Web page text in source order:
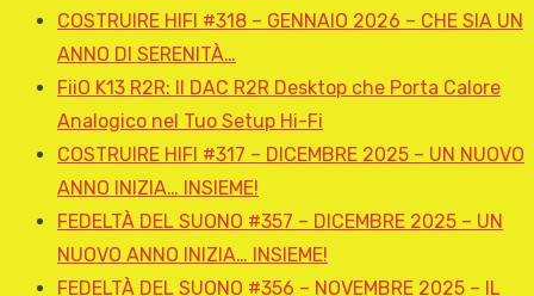
COSTRUIRE HIFI #318 – GENNAIO 2026 – CHE SIA UN
ANNO DI SERENITÀ…
FiiO K13 R2R: Il DAC R2R Desktop che Porta Calore
Analogico nel Tuo Setup Hi-Fi
COSTRUIRE HIFI #317 – DICEMBRE 2025 – UN NUOVO
ANNO INIZIA… INSIEME!
FEDELTÀ DEL SUONO #357 – DICEMBRE 2025 – UN
NUOVO ANNO INIZIA… INSIEME!
FEDELTÀ DEL SUONO #356 – NOVEMBRE 2025 – IL